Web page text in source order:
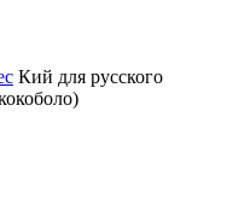
Кий для русского